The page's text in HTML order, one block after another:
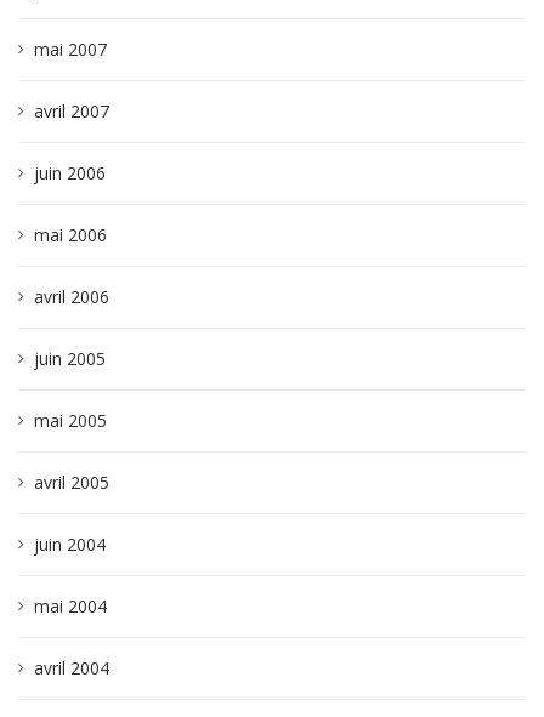
mai 2007
avril 2007
juin 2006
mai 2006
avril 2006
juin 2005
mai 2005
avril 2005
juin 2004
mai 2004
avril 2004